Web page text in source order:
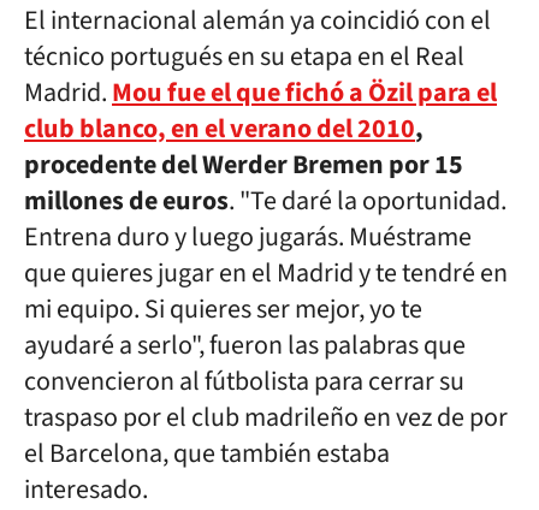
El internacional alemán ya coincidió con el
técnico portugués en su etapa en el Real
Madrid.Mou fue el que fichó a Özil para el
club blanco, en el verano del 2010,
procedente del Werder Bremen por 15
millones de euros. "Te daré la oportunidad.
Entrena duro y luego jugarás. Muéstrame
que quieres jugar en el Madrid y te tendré en
mi equipo. Si quieres ser mejor, yo te
ayudaré a serlo", fueron las palabras que
convencieron al fútbolista para cerrar su
traspaso por el club madrileño en vez de por
el Barcelona, que también estaba
interesado.